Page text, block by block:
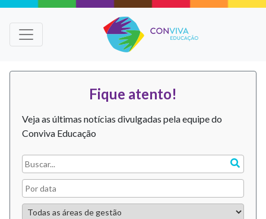
Fique atento!
Veja as últimas notícias divulgadas pela equipe do
Conviva Educação